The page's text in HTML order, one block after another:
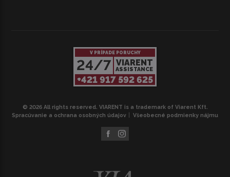
V PRÍPADE PORUCHY
24/7 VIARENT
ASSISTANCE
+421 917 592 625
© 2026 All rights reserved. VIARENT is a trademark of Viarent Kft.
Spracúvanie a ochrana osobných údajov
Všeobecné podmienky nájmu